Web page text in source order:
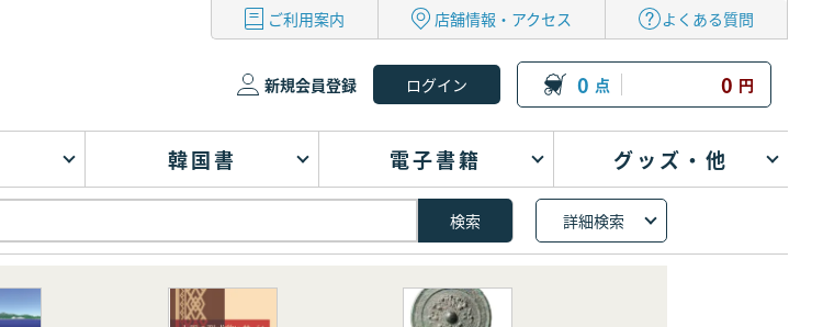
ご利用案内 店舗情報・アクセス よくある質問
新規会員登録 0 点 0 円
韓国書 電子書籍 グッズ・他
詳細検索